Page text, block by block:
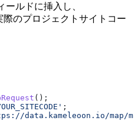
ールドに挿入し、
際のプロジェクトサイトコー
();
;
data.kameleoon.io/map/